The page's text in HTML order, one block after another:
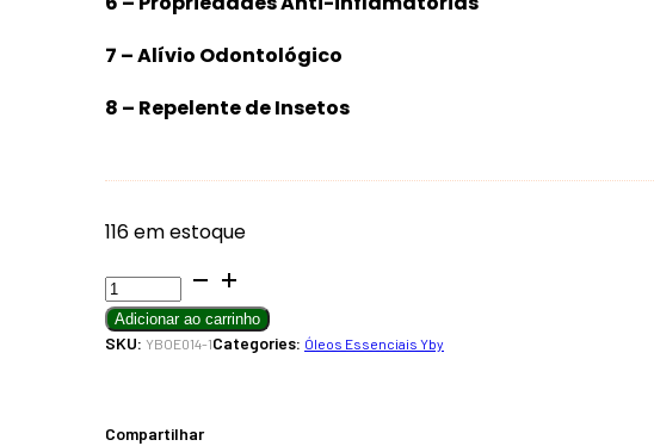
7 – Alívio Odontológico
8 – Repelente de Insetos
116 em estoque
Cravo
Folhas
Óleo
quantidade
Adicionar ao carrinho
SKU: YBOE014-1Categories: Óleos Essenciais Yby
Compartilhar